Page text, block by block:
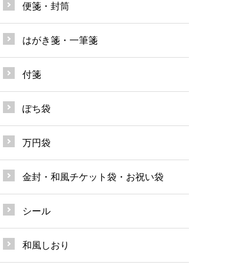
便箋・封筒
はがき箋・一筆箋
付箋
ぽち袋
万円袋
金封・和風チケット袋・お祝い袋
シール
和風しおり